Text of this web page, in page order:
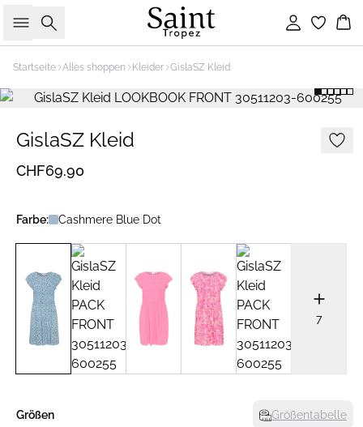
Suche Einloggen
Startseite Alles shoppen Kleider GislaSZ Kleid
GislaSZ Kleid
CHF69.90
Farbe: Cashmere Blue Dot
7
Größen Größentabelle